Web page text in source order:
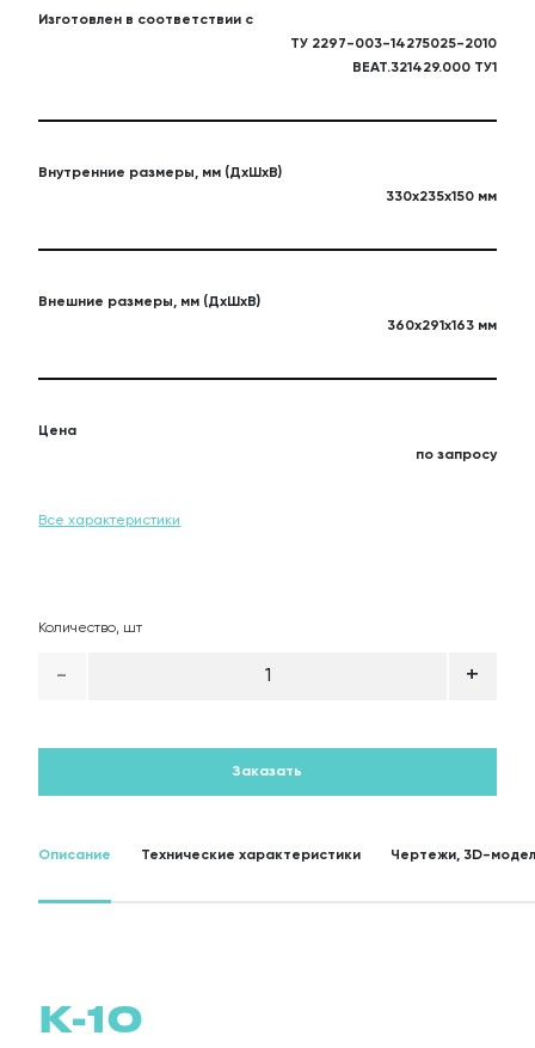
О
Изготовлен в соответствии с
ТУ 2297-003-14275025-2010
ВЕАТ.321429.000 ТУ1
Внутренние размеры, мм (ДхШхВ)
330х235х150 мм
Внешние размеры, мм (ДхШхВ)
360х291х163 мм
Цена
по запросу
Все характеристики
Количество, шт
- 1 +
Заказать
Описание Технические характеристики Чертежи, 3D-
К-10